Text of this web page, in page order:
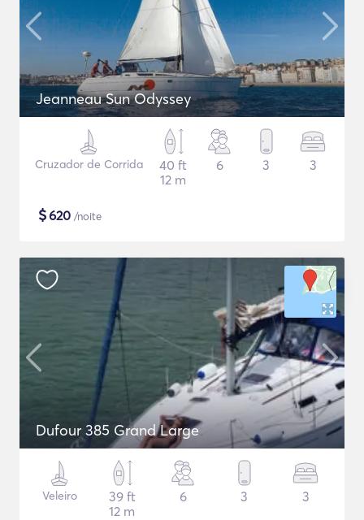
Jeanneau Sun Odyssey
Cruzador de Corrida
40 ft
12 m
6 3 3
$620 /noite
Dufour 385 Grand Large
Veleiro
39 ft
12 m
6 3 3